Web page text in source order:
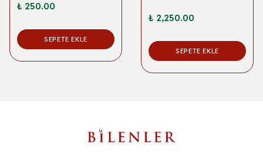
₺ 250.00
SEPETE EKLE
₺ 2,250.00
SEPETE EKLE